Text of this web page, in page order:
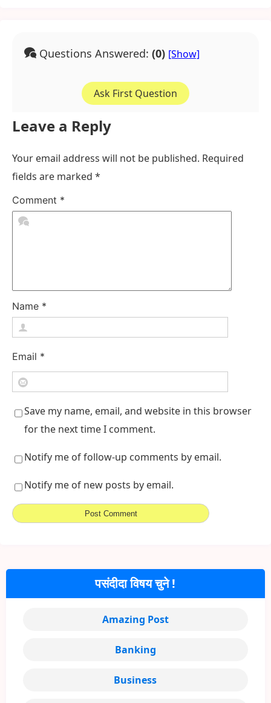
Questions Answered: (0)
Ask First Question
Leave a Reply
Your email address will not be published. Required
fields are marked *
Comment *
Name *
Email *
Save my name, email, and website in this browser
for the next time I comment.
Notify me of follow-up comments by email.
Notify me of new posts by email.
पसंदीदा विषय चुने !
Amazing Post
Banking
Business